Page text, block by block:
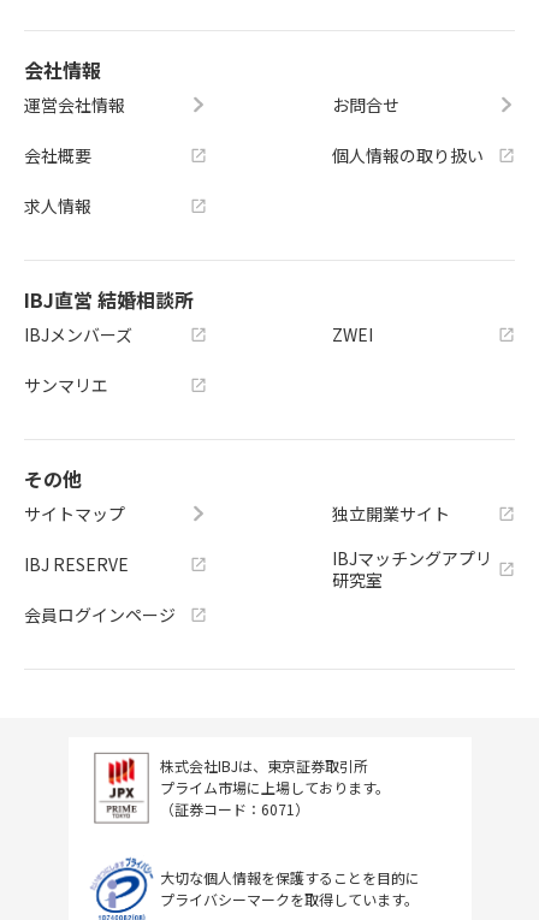
会社情報
運営会社情報
会社概要
求人情報
お問合せ
個人情報の取り扱い
IBJ直営 結婚相談所
IBJメンバーズ
サンマリエ
ZWEI
その他
サイトマップ
IBJ RESERVE
会員ログインページ
独立開業サイト
IBJマッチングアプリ
研究室
株式会社IBJは、東京証券取引所
プライム市場に上場しております。
（証券コード：6071）
大切な個人情報を保護することを目的に
プライバシーマークを取得しています。